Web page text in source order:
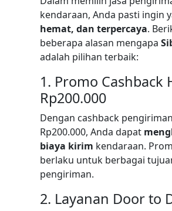
kendaraan, Anda pasti ingin
hemat, dan terpercaya.
beberapa alasan mengapa
adalah pilihan terbaik:
1. Promo Cashback
Rp200.000
Dengan cashback
Rp200.000, Anda dapat
biaya kirim kendaraan.
berlaku untuk berbagai
pengiriman.
2. Layanan Door to